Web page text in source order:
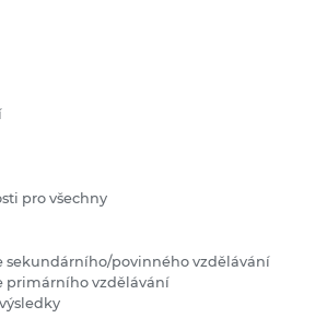
pro všechny
sekundárního/povinného vzdělávání
primárního vzdělávání